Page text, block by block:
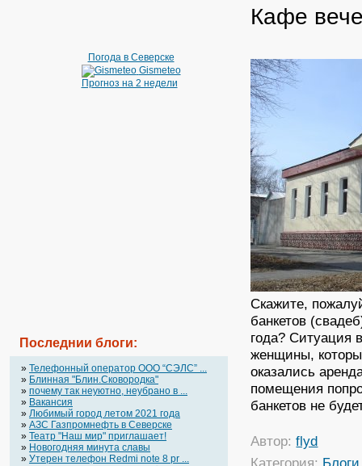
Погода в Северске
Gismeteo
Прогноз на 2 недели
Последнии блоги:
» Телефонный оператор OOO “СЭЛС” ...
» Блинная "Блин.Сковородка"
» почему так неуютно, неубрано в ...
» Вакансия
» Любимый город летом 2021 года
» АЗС Газпромнефть в Северске
» Театр "Наш мир" приглашает!
» Новогодняя минута славы
» Утерен телефон Redmi note 8 pr ...
Кафе
Скажите,
банкетов
года? Ситуация
женщины,
оказались
помещения
банкетов не
Автор:flyd
Категория: Блоги